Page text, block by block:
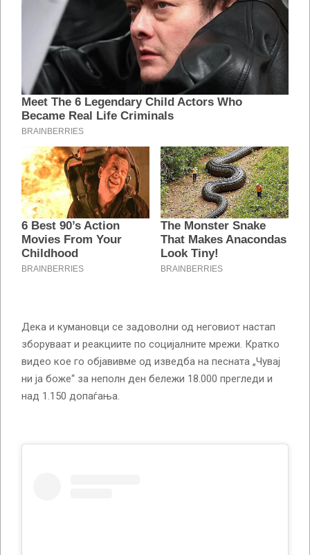
Дека и кумановци се задоволни од неговиот настап
зборуваат и реакциите по социјалните мрежи. Кратко
видео кое го објавивме од изведба на песната „Чувај
ни ја боже“ за неполн ден бележи 18.000 прегледи и
над 1.150 допаѓања.